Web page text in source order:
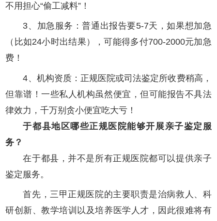
不用担心“偷工减料”！
3、加急服务：普通出报告要5-7天，如果想加急
（比如24小时出结果），可能得多付700-2000元加急
费！
4、机构资质：正规医院或司法鉴定所收费稍高，
但靠谱！一些私人机构虽然便宜，但可能报告不具法
律效力，千万别贪小便宜吃大亏！
于都县地区哪些正规医院能够开展亲子鉴定服
务？
在于都县，并不是所有正规医院都可以提供亲子
鉴定服务。
首先，三甲正规医院的主要职责是治病救人、科
研创新、教学培训以及培养医学人才，因此很难将有